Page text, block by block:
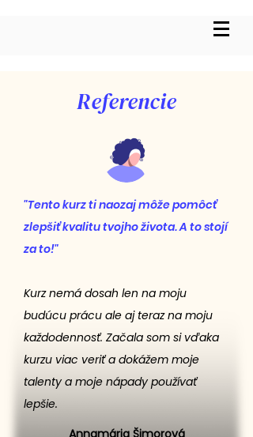
Referencie
"Tento kurz ti naozaj môže pomôcť
zlepšiť kvalitu tvojho života. A to stojí
za to!"
Kurz nemá dosah len na moju
budúcu prácu ale aj teraz na moju
každodennosť. Začala som si vďaka
kurzu viac veriť a dokážem moje
talenty a moje nápady používať
lepšie.
Annamária Šimorová